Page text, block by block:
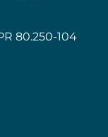
80.250-104